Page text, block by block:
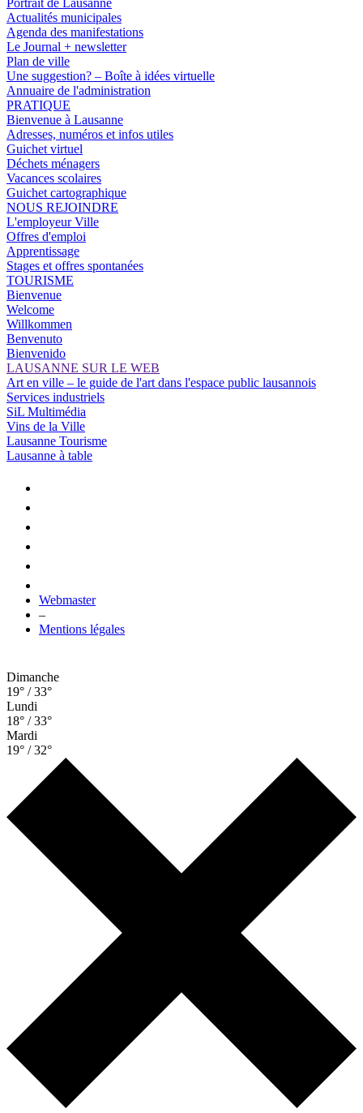
Portrait de Lausanne
Actualités municipales
Agenda des manifestations
Le Journal + newsletter
Plan de ville
Une suggestion? – Boîte à idées virtuelle
Annuaire de l'administration
PRATIQUE
Bienvenue à Lausanne
Adresses, numéros et infos utiles
Guichet virtuel
Déchets ménagers
Vacances scolaires
Guichet cartographique
NOUS REJOINDRE
L'employeur Ville
Offres d'emploi
Apprentissage
Stages et offres spontanées
TOURISME
Bienvenue
Welcome
Willkommen
Benvenuto
Bienvenido
LAUSANNE SUR LE WEB
Art en ville – le guide de l'art dans l'espace public lausannois
Services industriels
SiL Multimédia
Vins de la Ville
Lausanne Tourisme
Lausanne à table
Webmaster
–
Mentions légales
Dimanche
19° / 33°
Lundi
18° / 33°
Mardi
19° / 32°